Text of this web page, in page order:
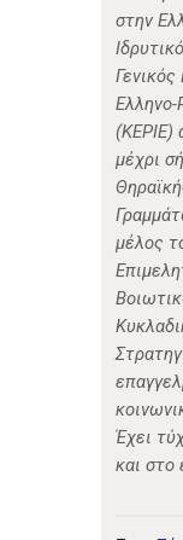
στην
(ΚΕΡΙΕ)
μέχρι
μέλος
Έχει
και στο